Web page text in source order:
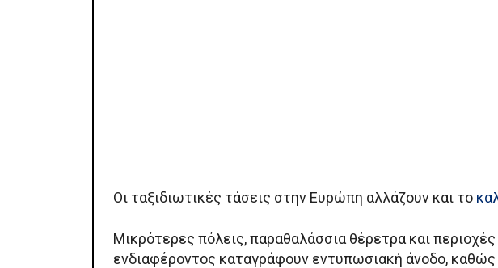
Οι ταξιδιωτικές τάσεις στην Ευρώπη αλλάζουν και το
Μικρότερες πόλεις, παραθαλάσσια θέρετρα και
ενδιαφέροντος καταγράφουν εντυπωσιακή άνοδο, καθώς